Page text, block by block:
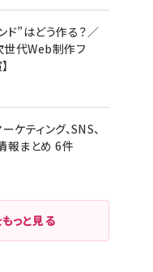
”はどう作る？／
代Web制作フ
ティング、SNS、
報まとめ 6件
っと見る